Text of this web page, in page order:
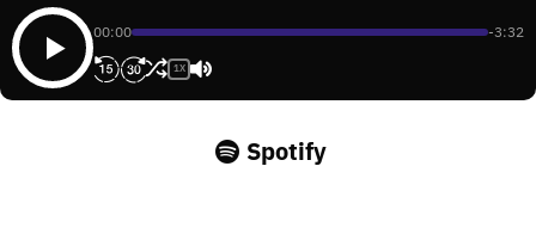
00:00 -3:32
1X
Spotify